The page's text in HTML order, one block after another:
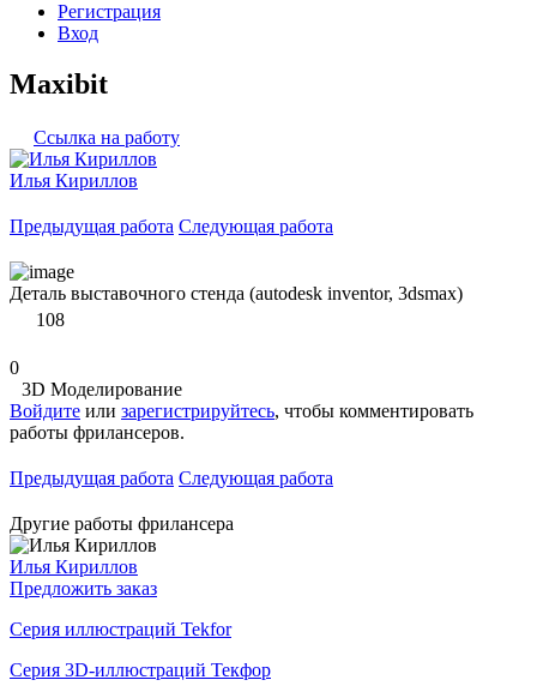
Регистрация
Вход
Maxibit
Ссылка на работу
Илья Кириллов
Предыдущая работа Следующая работа
Деталь выставочного стенда (autodesk inventor, 3dsmax)
108
0
3D Моделирование
Войдите или зарегистрируйтесь, чтобы комментировать
работы фрилансеров.
Предыдущая работа Следующая работа
Другие работы фрилансера
Илья Кириллов
Предложить заказ
Серия иллюстраций Tekfor
Серия 3D-иллюстраций Текфор